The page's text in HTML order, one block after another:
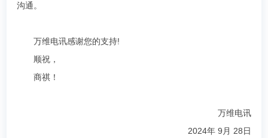
沟通。
万维电讯感谢您的支持!
顺祝，
商祺！
万维电讯
2024年 9月 28日